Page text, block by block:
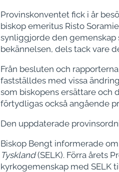
Provinskonventet fick i år
biskop emeritus Risto
synliggjorde den gemenskap
bekännelsen, dels tack vare
Från besluten och
fastställdes med vissa
som biskopens ersättare och
förtydligas också angående
Den uppdaterade
Biskop Bengt informerade
Tyskland(SELK). Förra årets
kyrkogemenskap med SELK